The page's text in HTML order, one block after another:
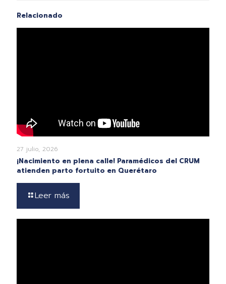
Relacionado
27 julio, 2026
¡Nacimiento en plena calle! Paramédicos del CRUM
atienden parto fortuito en Querétaro
Leer más